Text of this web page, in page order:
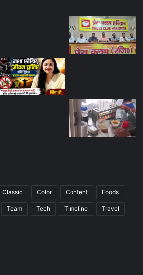
Classic Color Content Foods
Team Tech Timeline Travel